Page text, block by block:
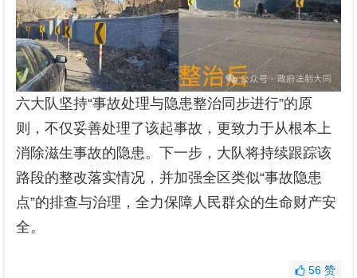
六大队坚持“事故处理与隐患整治同步进行”的原
则，不仅妥善处理了该起事故，更致力于从根本上
消除滋生事故的隐患。下一步，大队将持续跟踪该
路段的整改落实情况，并加强全区类似“事故隐患
点”的排查与治理，全力保障人民群众的生命财产安
全。
56 赞